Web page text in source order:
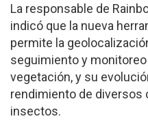
La responsable de
indicó que la nueva
permite la
seguimiento y
vegetación, y su
rendimiento de diversos
insectos.